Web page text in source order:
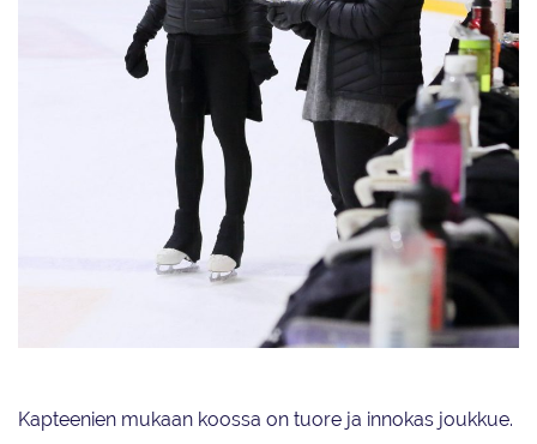
Kapteenien mukaan koossa on tuore ja innokas joukkue.